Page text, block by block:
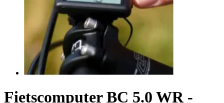
Fietscomputer BC 5.0 WR -